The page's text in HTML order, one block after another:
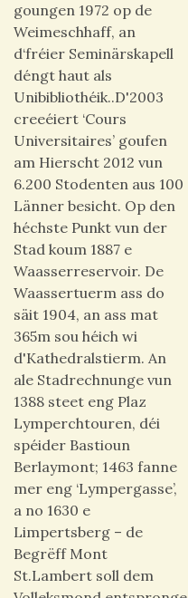
goungen 1972 op de
Weimeschhaff, an
d‘fréier Seminärskapell
déngt haut als
Unibibliothéik..D'2003
creeéiert ‘Cours
Universitaires’ goufen
am Hierscht 2012 vun
6.200 Stodenten aus 100
Länner besicht. Op den
héchste Punkt vun der
Stad koum 1887 e
Waasserreservoir. De
Waassertuerm ass do
säit 1904, an ass mat
365m sou héich wi
d'Kathedralstierm. An
ale Stadrechnunge vun
1388 steet eng Plaz
Lymperchtouren, déi
spéider Bastioun
Berlaymont; 1463 fanne
mer eng ‘Lympergasse’,
a no 1630 e
Limpertsberg – de
Begrëff Mont
St.Lambert soll dem